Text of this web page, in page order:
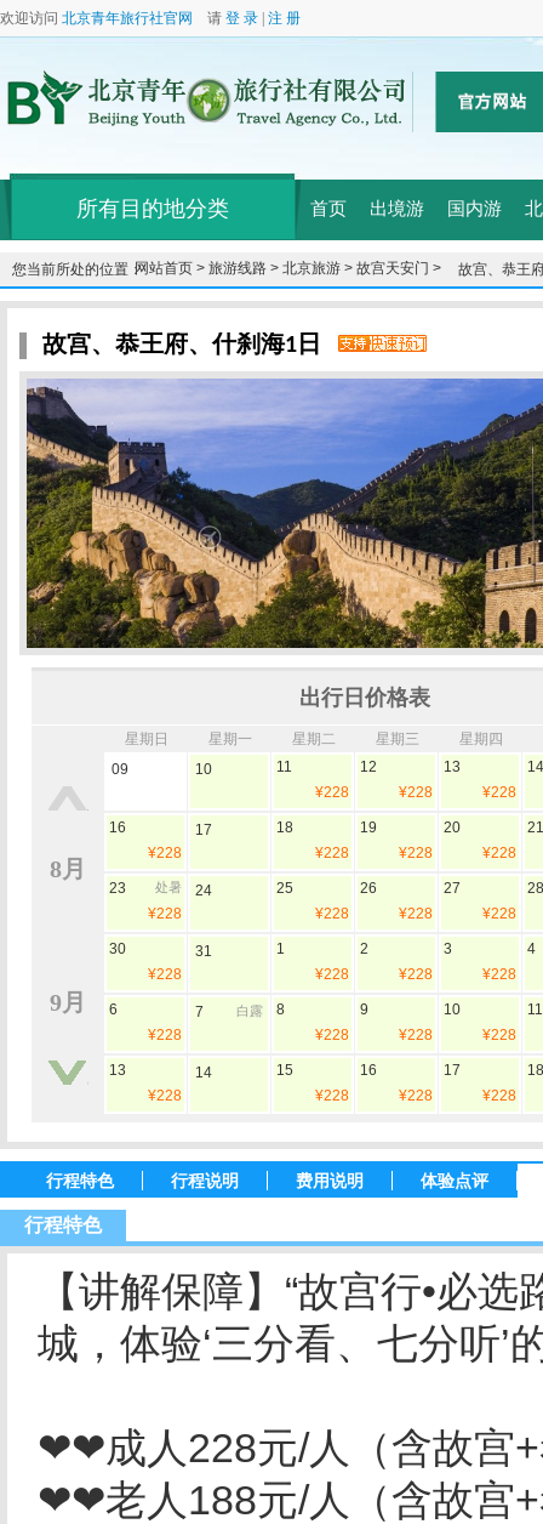
欢迎访问 北京青年旅行社官网 请 登 录 注 册
所有目的地分类 首页 出境游 国内游
您当前所处的位置：网站首页 > 旅游线路 > 北京旅游 > 故宫天安门 > 故宫、恭王
故宫、恭王府、什刹海1日
出行日价格表
8月
9月
星期日 星期一 星期二 星期三 星期四
09
10
11
¥228
12
¥228
13
¥228
14
16
¥228
17
18
¥228
19
¥228
20
¥228
21
23 处暑
¥228
24
25
¥228
26
¥228
27
¥228
28
30
¥228
31
1
¥228
2
¥228
3
¥228
4
6
¥228
7 白露
8
¥228
9
¥228
10
¥228
11
13
¥228
14
15
¥228
16
¥228
17
¥228
18
行程特色 行程说明 费用说明 体验点评
行程特色
【讲解保障】“故宫行•必
城，体验‘三分看、七分听’
❤❤成人228元/人（含故宫
❤❤老人188元/人（含故宫